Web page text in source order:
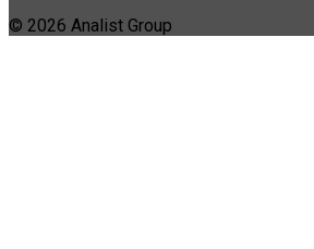
© 2026 Analist Group